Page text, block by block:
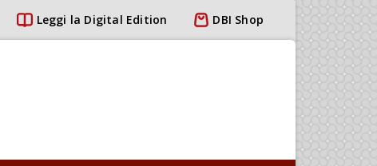
Leggi la Digital Edition DBI Shop